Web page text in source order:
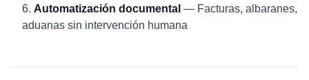
Automatización documental — Facturas, albaranes,
aduanas sin intervención humana